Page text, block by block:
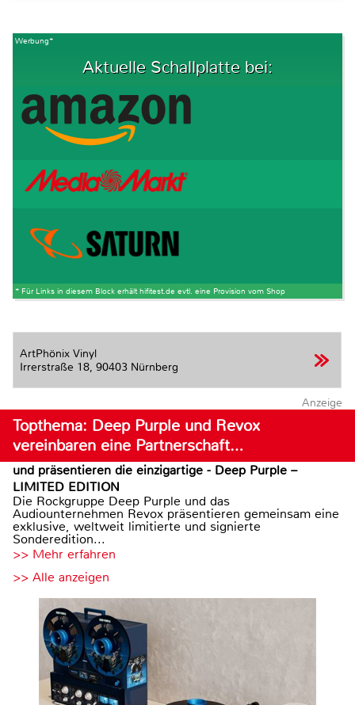
Werbung*
Aktuelle Schallplatte bei:
* Für Links in diesem Block erhält hifitest.de evtl. eine Provision vom Shop
ArtPhönix Vinyl
Irrerstraße 18, 90403 Nürnberg
Anzeige
Topthema: Deep Purple und Revox
vereinbaren eine Partnerschaft…
und präsentieren die einzigartige - Deep Purple –
LIMITED EDITION
Die Rockgruppe Deep Purple und das
Audiounternehmen Revox präsentieren gemeinsam eine
exklusive, weltweit limitierte und signierte
Sonderedition...
>> Mehr erfahren
>> Alle anzeigen